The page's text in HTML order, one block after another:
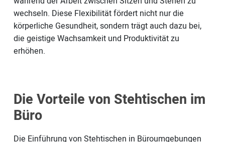
wechseln. Diese Flexibilität fördert nicht nur die
körperliche Gesundheit, sondern trägt auch dazu bei,
die geistige Wachsamkeit und Produktivität zu
erhöhen.
Die Vorteile von Stehtischen im
Büro
Die Einführung von Stehtischen in Büroumgebungen